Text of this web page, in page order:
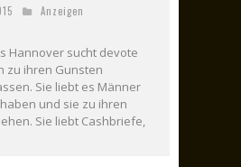
Anzeigen
Hannover sucht devote
zu ihren Gunsten
Sie liebt es Männer
und sie zu ihren
Sie liebt Cashbriefe,